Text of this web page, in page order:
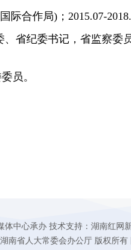
际合作局)；2015.07-
省纪委书记，省监察委
员。
中心承办 技术支持：湖南红网
南省人大常委会办公厅 版权所